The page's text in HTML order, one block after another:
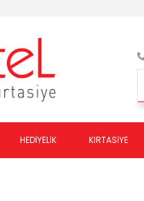
HEDİYELİK KIRTASİYE